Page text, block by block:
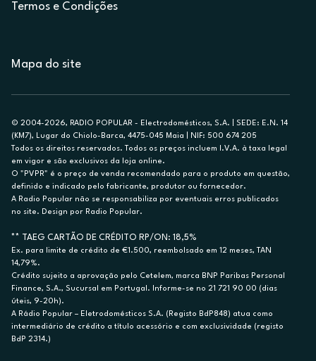
Termos e Condições
Mapa do site
© 2004-2026, RADIO POPULAR - Electrodomésticos, S.A. | SEDE: E.N. 14
(KM7), Lugar do Chiolo-Barca, 4475-045 Maia | NIF: 500 674 205
Todos os direitos reservados. Todos os preços incluem I.V.A. à taxa legal
em vigor e são exclusivos da loja online.
O "PVPR" é o preço de venda recomendado para o produto em questão,
definido e indicado pelo fabricante, produtor ou fornecedor.
A Radio Popular não se responsabiliza por eventuais erros publicados
no site. Design por Radio Popular.
** TAEG CARTÃO DE CRÉDITO RP/ON: 18,5%
Ex. para limite de crédito de €1.500, reembolsado em 12 meses, TAN
14,79%.
Crédito sujeito a aprovação pelo Cetelem, marca BNP Paribas Personal
Finance, S.A., Sucursal em Portugal. Informe-se no 21 721 90 00 (dias
úteis, 9-20h).
A Rádio Popular – Eletrodomésticos S.A. (Registo BdP848) atua como
intermediário de crédito a título acessório e com exclusividade (registo
BdP 2314.)